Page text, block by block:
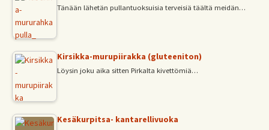
Tänään lähetän pullantuoksuisia terveisiä täältä meidän…
Kirsikka-murupiirakka (gluteeniton)
Löysin joku aika sitten Pirkalta kivettömiä…
Kesäkurpitsa- kantarellivuoka